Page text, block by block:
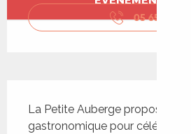
05 65 36 72
La Petite Auberge propose un
gastronomique pour célébrer